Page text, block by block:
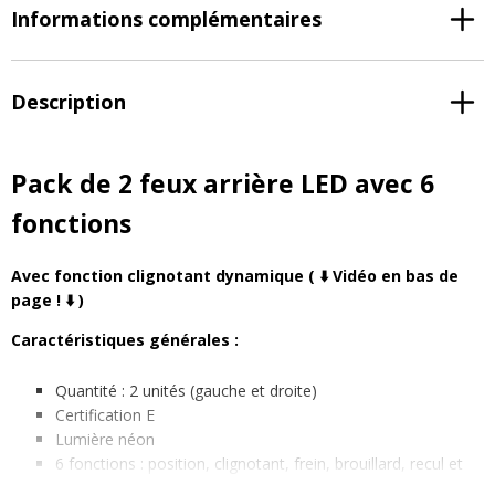
Informations complémentaires
Description
Pack de 2 feux arrière LED avec 6
fonctions
Avec fonction clignotant dynamique ( ⬇️ Vidéo en bas de
page ! ⬇️ )
Caractéristiques générales :
Quantité : 2 unités (gauche et droite)
Certification E
Lumière néon
6 fonctions : position, clignotant, frein, brouillard, recul et